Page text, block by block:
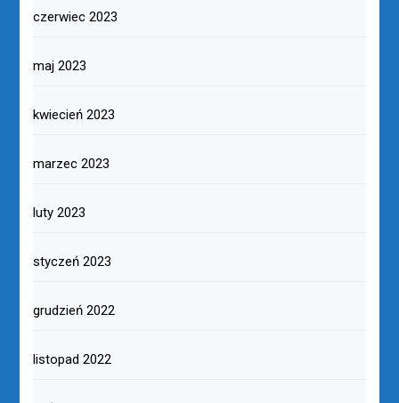
czerwiec 2023
maj 2023
kwiecień 2023
marzec 2023
luty 2023
styczeń 2023
grudzień 2022
listopad 2022